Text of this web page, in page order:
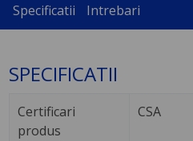
Specificatii Intrebari
SPECIFICATII
Certificari
produs
CSA